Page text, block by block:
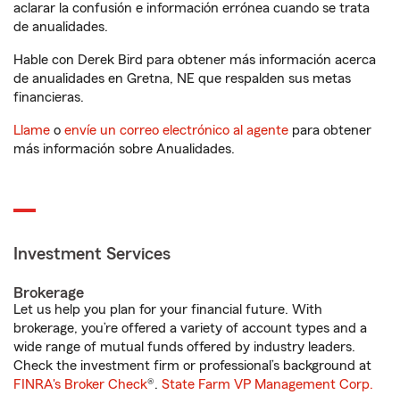
aclarar la confusión e información errónea cuando se trata
de anualidades.
Hable con Derek Bird para obtener más información acerca
de anualidades en Gretna, NE que respalden sus metas
financieras.
Llame o envíe un correo electrónico al agente para obtener
más información sobre Anualidades.
Investment Services
Brokerage
Let us help you plan for your financial future. With
brokerage, you’re offered a variety of account types and a
wide range of mutual funds offered by industry leaders.
Check the investment firm or professional’s background at
FINRA's Broker Check®. State Farm VP Management Corp.